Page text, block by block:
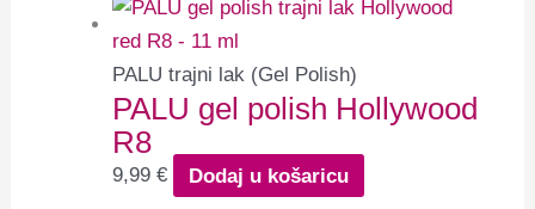
PALU trajni lak (Gel Polish)
PALU gel polish Hollywood
R8
9,99€ Dodaj u košaricu